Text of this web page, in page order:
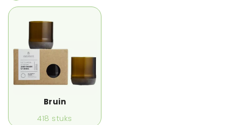
Bruin
418 stuks